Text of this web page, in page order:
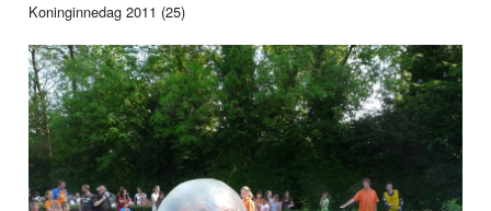
Koninginnedag 2011 (25)